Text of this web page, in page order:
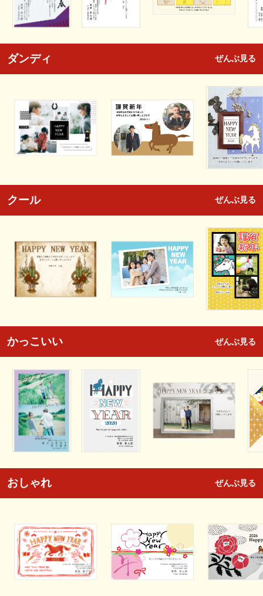
ダンディ ぜんぶ見る
クール ぜんぶ見る
かっこいい ぜんぶ見る
おしゃれ ぜんぶ見る